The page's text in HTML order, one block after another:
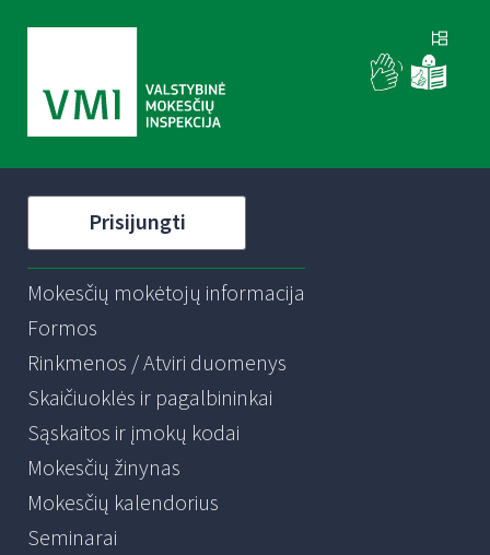
Prisijungti
Mokesčių mokėtojų informacija
Formos
Rinkmenos / Atviri duomenys
Skaičiuoklės ir pagalbininkai
Sąskaitos ir įmokų kodai
Mokesčių žinynas
Mokesčių kalendorius
Seminarai